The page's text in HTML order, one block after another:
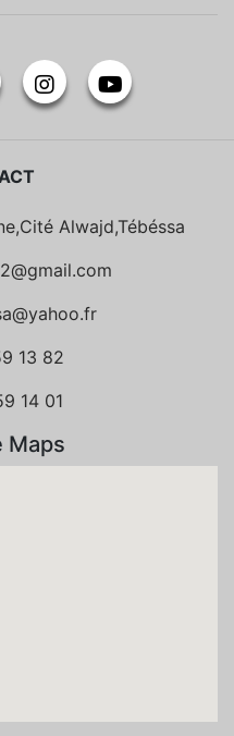
Alwajd,Tébéssa
13 82
14 01
Maps